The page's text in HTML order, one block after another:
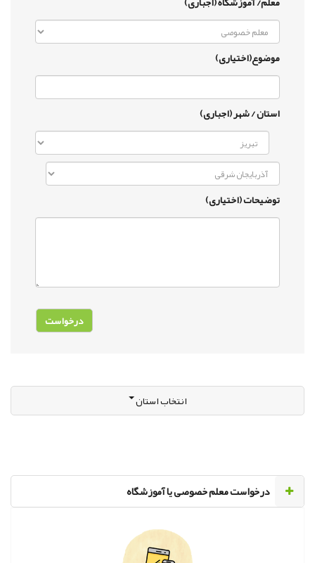
موضوع(اختیاری)
استان / شهر (اجباری)
توضیحات (اختیاری)
انتخاب استان
‌درخواست معلم خصوصی یا آموزشگاه